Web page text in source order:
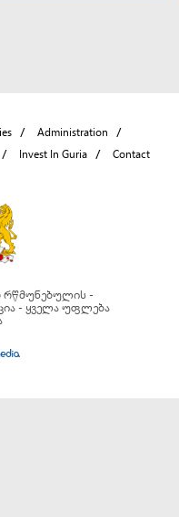
Administration
Invest In Guria Contact
რწმუნებულის -
- ყველა უფლება